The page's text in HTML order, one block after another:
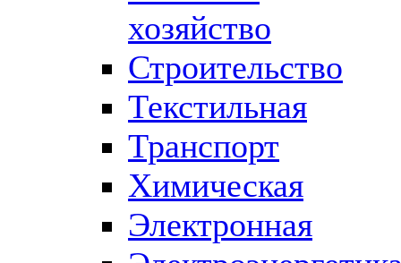
хозяйство
Строительство
Текстильная
Транспорт
Химическая
Электронная